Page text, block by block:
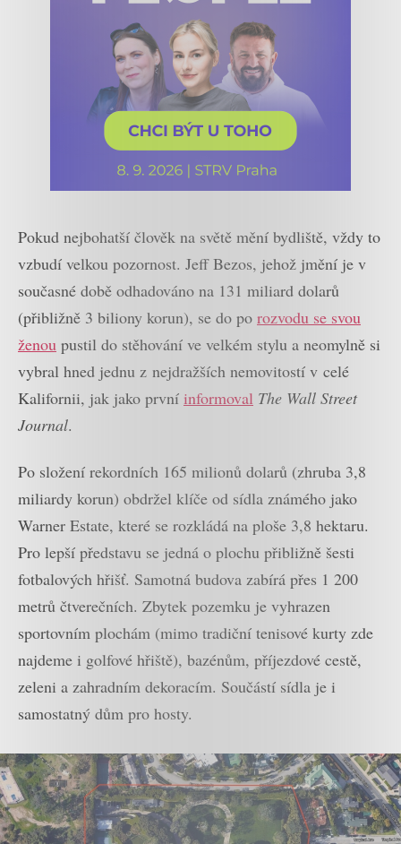
Pokud nejbohatší člověk na světě mění bydliště, vždy to
vzbudí velkou pozornost. Jeff Bezos, jehož jmění je v
současné době odhadováno na 131 miliard dolarů
(přibližně 3 biliony korun), se do po rozvodu se svou
ženou pustil do stěhování ve velkém stylu a neomylně si
vybral hned jednu z nejdražších nemovitostí v celé
Kalifornii, jak jako první informoval The Wall Street
Journal.
Po složení rekordních 165 milionů dolarů (zhruba 3,8
miliardy korun) obdržel klíče od sídla známého jako
Warner Estate, které se rozkládá na ploše 3,8 hektaru.
Pro lepší představu se jedná o plochu přibližně šesti
fotbalových hřišť. Samotná budova zabírá přes 1 200
metrů čtverečních. Zbytek pozemku je vyhrazen
sportovním plochám (mimo tradiční tenisové kurty zde
najdeme i golfové hřiště), bazénům, příjezdové cestě,
zeleni a zahradním dekoracím. Součástí sídla je i
samostatný dům pro hosty.